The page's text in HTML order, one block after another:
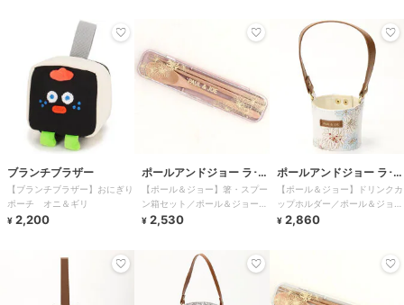
ブランチブラザー
【ブランチブラザー】おにぎり
ポーチ オニ＆ギリ
¥ 2,200
ポールアンドジョー ラ･パ
ペトリー
【ポール＆ジョー】箸・スプー
ン箱セット／ポール＆ジョー・
ブレイクタイム ピンクベージ
¥ 2,530
ポールアンドジョー ラ･パ
ペトリー
【ポール＆ジョー】ドリンクカ
ップホルダー／ポール＆ジョ
ー・ブレイクタイム クリザン
¥ 2,860